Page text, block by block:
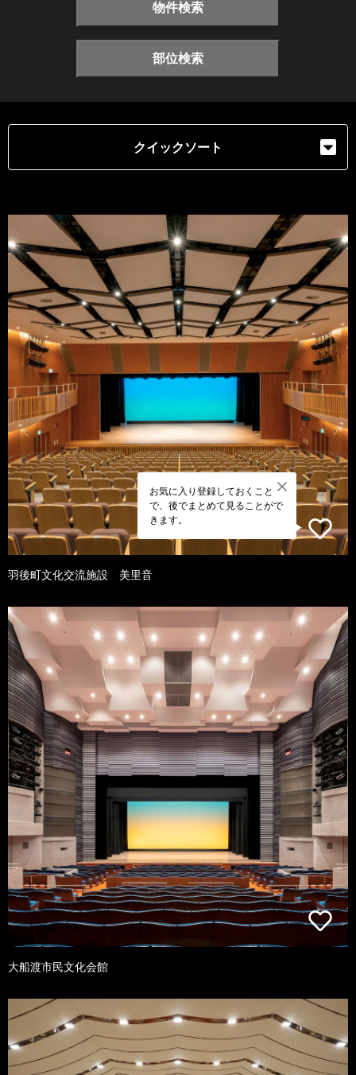
物件検索
部位検索
クイックソート
お気に入り登録しておくこと
で、後でまとめて見ることがで
きます。
羽後町文化交流施設 美里音
大船渡市民文化会館